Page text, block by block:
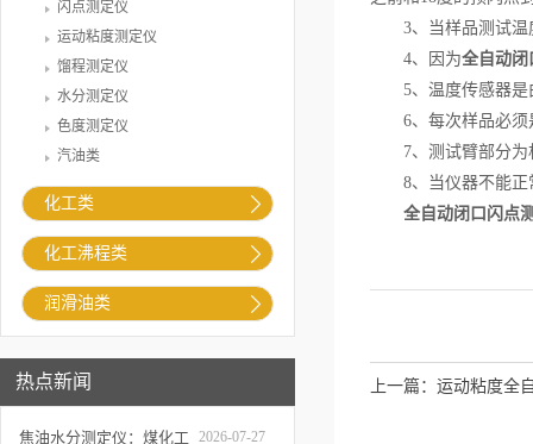
闪点测定仪
运动粘度测定仪
馏程测定仪
水分测定仪
色度测定仪
汽油类
化工类
化工沸程类
润滑油类
热点新闻
焦油水分测定仪：煤化工 2026-07-27
3、当样品测试温
4、因为全自动闭
5、温度传感器是
6、每次样品必须是
7、测试臂部分为
8、当仪器不能正常
全自动闭口闪点
上一篇： 运动粘度全